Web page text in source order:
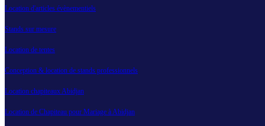
Location d'articles évènementiels
Stands sur mesure
Location de tentes
Conception & location de stands professionnels
Location chapiteaux Abidjan
Location de Chapiteau pour Mariage à Abidjan